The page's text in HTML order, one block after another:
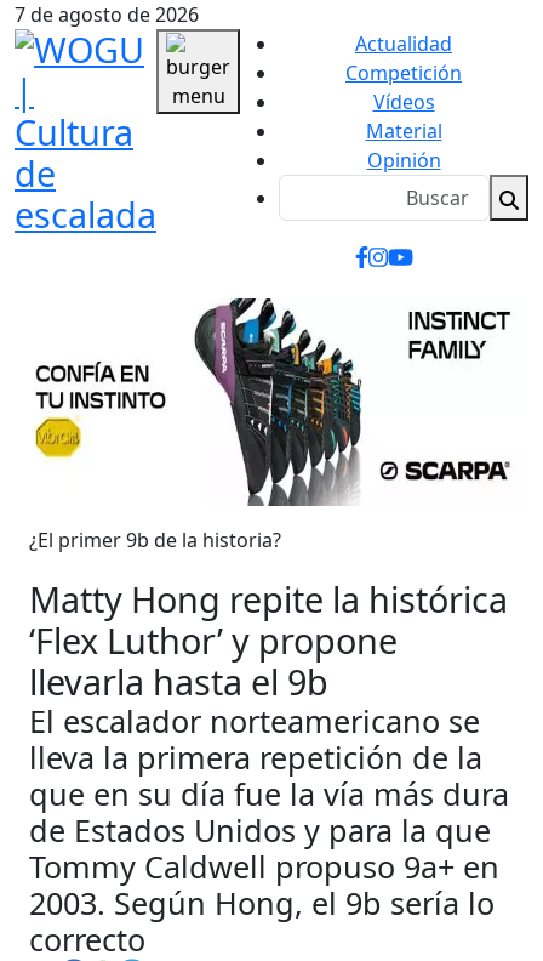
7 de agosto de 2026
Actualidad
Competición
Vídeos
Material
Opinión
¿El primer 9b de la historia?
Matty Hong repite la histórica
‘Flex Luthor’ y propone
llevarla hasta el 9b
El escalador norteamericano se
lleva la primera repetición de la
que en su día fue la vía más dura
de Estados Unidos y para la que
Tommy Caldwell propuso 9a+ en
2003. Según Hong, el 9b sería lo
correcto